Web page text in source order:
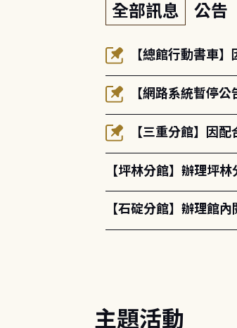
全部訊息 公告
【總館行動書車
【網路系統暫停
【三重分館】因
【坪林分館】辦理坪
【石碇分館】辦理館
主題活動